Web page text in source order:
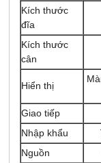
Kích thước
đĩa
Kích thước
cân
Hiển thị
Giao tiếp
Nhập khẩu
Nguồn